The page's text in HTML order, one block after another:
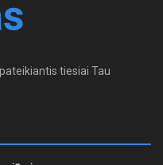
tiesiai Tau